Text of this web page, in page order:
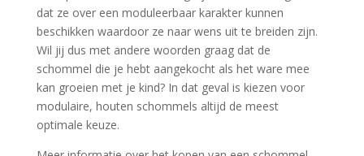
dat ze over een moduleerbaar karakter kunnen
beschikken waardoor ze naar wens uit te breiden zijn.
Wil jij dus met andere woorden graag dat de
schommel die je hebt aangekocht als het ware mee
kan groeien met je kind? In dat geval is kiezen voor
modulaire, houten schommels altijd de meest
optimale keuze.